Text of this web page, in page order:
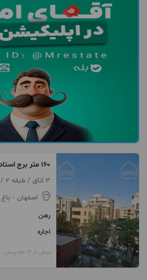
۱۶۰ متر برج استادان فردوس
3 اتاق / طبقه 2 / ساخت 1392
اصفهان - باغ
رهن
اجاره
بیش از 12 ماه پیش